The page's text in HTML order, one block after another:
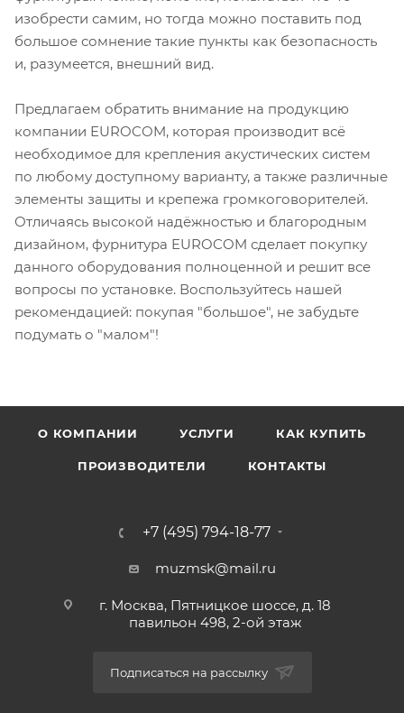
изобрести самим, но тогда можно поставить под
большое сомнение такие пункты как безопасность
и, разумеется, внешний вид.
Предлагаем обратить внимание на продукцию
компании EUROCOM, которая производит всё
необходимое для крепления акустических систем
по любому доступному варианту, а также различные
элементы защиты и крепежа громкоговорителей.
Отличаясь высокой надёжностью и благородным
дизайном, фурнитура EUROCOM сделает покупку
данного оборудования полноценной и решит все
вопросы по установке. Воспользуйтесь нашей
рекомендацией: покупая "большое", не забудьте
подумать о "малом"!
О КОМПАНИИ УСЛУГИ КАК КУПИТЬ
ПРОИЗВОДИТЕЛИ КОНТАКТЫ
+7 (495) 794-18-77
muzmsk@mail.ru
г. Москва, Пятницкое шоссе, д. 18
павильон 498, 2-ой этаж
Подписаться на рассылку